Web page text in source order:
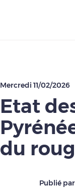
Mercredi 11/02/2026
Etat
du
Publié